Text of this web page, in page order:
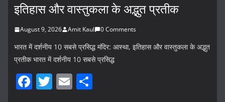
इतिहास और वास्तुकला के अद्भुत प्रतीक
August 9, 2026 Amit Kaul 0 Comments
भारत में दर्शनीय 10 सबसे प्रसिद्ध मंदिर: आस्था, इतिहास और वास्तुकला के अद्भुत
प्रतीक भारत में दर्शनीय 10 सबसे प्रसिद्ध
F T E